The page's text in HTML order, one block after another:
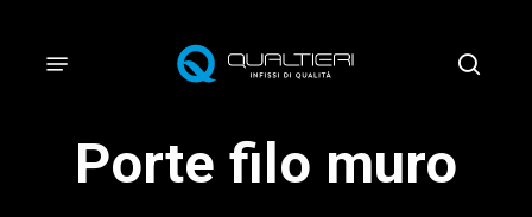
contenuto
cerca
Menu
Porte filo muro